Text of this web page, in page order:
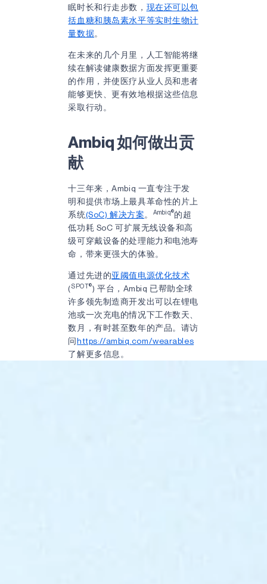
眠时长和行走步数， 现在还可以包
括血糖和胰岛素水平等实时生物计
量数据。
在未来的几个月里，人工智能将继
续在解读健康数据方面发挥更重要
的作用，并使医疗从业人员和患者
能够更快、更有效地根据这些信息
采取行动。
Ambiq 如何做出贡
献
十三年来，Ambiq 一直专注于发
明和提供市场上最具革命性的片上
系统(SoC) 解决方案。 Ambiq®的超
低功耗 SoC 可扩展无线设备和高
级可穿戴设备的处理能力和电池寿
命，带来更强大的体验。
通过先进的亚阈值电源优化技术
(SPOT®) 平台，Ambiq 已帮助全球
许多领先制造商开发出可以在锂电
池或一次充电的情况下工作数天、
数月，有时甚至数年的产品。请访
问https://ambiq.com/wearables
了解更多信息。